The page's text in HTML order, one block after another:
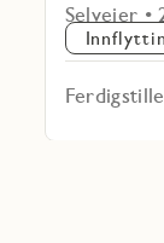
Selveier •